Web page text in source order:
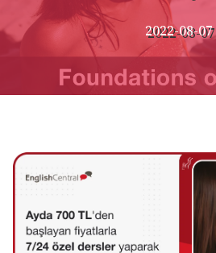
2022-08-07